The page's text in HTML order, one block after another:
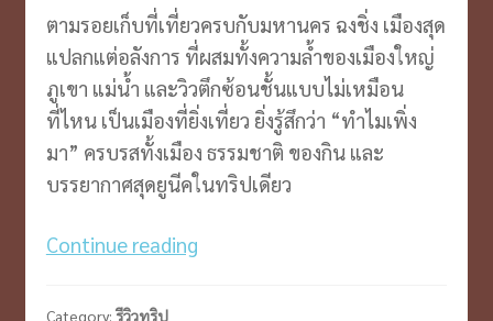
ตามรอยเก็บที่เที่ยวครบกับมหานคร ฉงชิ่ง เมืองสุด
แปลกแต่อลังการ ที่ผสมทั้งความล้ำของเมืองใหญ่
ภูเขา แม่น้ำ และวิวตึกซ้อนชั้นแบบไม่เหมือน
ที่ไหน เป็นเมืองที่ยิ่งเที่ยว ยิ่งรู้สึกว่า “ทำไมเพิ่ง
มา” ครบรสทั้งเมือง ธรรมชาติ ของกิน และ
บรรยากาศสุดยูนีคในทริปเดียว
Continue readingเช็ค
Category: รีวิวทริป